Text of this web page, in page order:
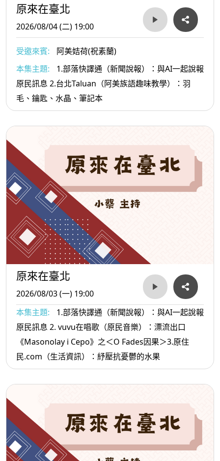
原來在臺北
2026/08/04 (二) 19:00
受邀來賓:
阿美姞荷(祝素蘭)
本集主題:
1.部落快譯通（新聞說報）：與AI一起說報
原民訊息 2.台北Taluan（阿美族語趣味教學）：羽
毛、鑰匙、水晶、筆記本
原來在臺北
2026/08/03 (一) 19:00
本集主題:
1.部落快譯通（新聞說報）：與AI一起說報
原民訊息 2. vuvu在唱歌（原民音樂）：漂流出口
《Masonolay i Cepo》之＜O Fades因果＞3.原住
民.com（生活資訊）：紓壓抗憂鬱的水果